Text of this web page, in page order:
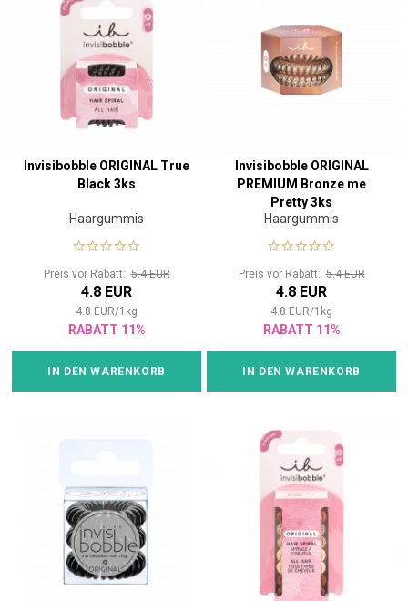
Invisibobble ORIGINAL True
Black 3ks
Haargummis
Preis vor Rabatt:5.4 EUR
4.8 EUR
4.8 EUR/1 kg
RABATT 11%
IN DEN WARENKORB
Invisibobble ORIGINAL
PREMIUM Bronze me
Pretty 3ks
Haargummis
Preis vor Rabatt:5.4 EUR
4.8 EUR
4.8 EUR/1 kg
RABATT 11%
IN DEN WARENKORB